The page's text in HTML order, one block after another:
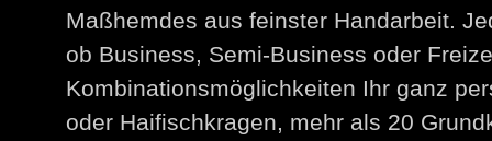
Maßhemdes aus feinster Handarbeit.
ob Business, Semi-Business oder
Kombinationsmöglichkeiten Ihr ganz
oder Haifischkragen, mehr als 20